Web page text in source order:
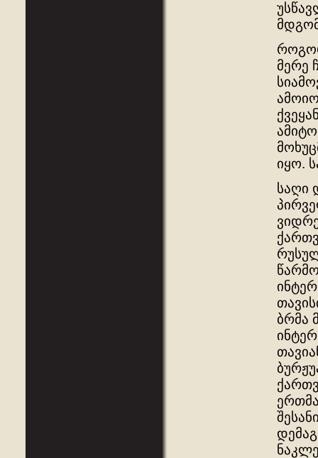
მერე
იყო.
საღი
ბრმა